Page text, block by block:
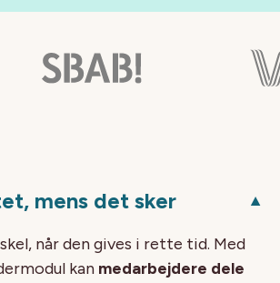
mens det sker ▼
når den gives i rette tid. Med
kan medarbejdere dele